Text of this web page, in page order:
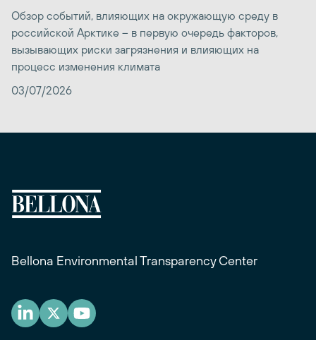
Обзор событий, влияющих на окружающую среду в
российской Арктике – в первую очередь факторов,
вызывающих риски загрязнения и влияющих на
процесс изменения климата
03/07/2026
Bellona Environmental Transparency Center